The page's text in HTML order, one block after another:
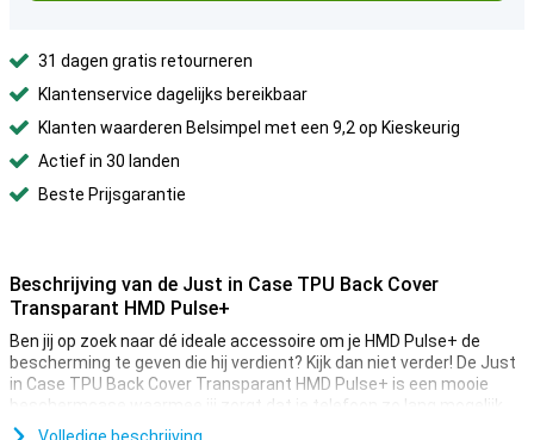
31 dagen gratis retourneren
Klantenservice dagelijks bereikbaar
Klanten waarderen Belsimpel met een 9,2 op Kieskeurig
Actief in 30 landen
Beste Prijsgarantie
Beschrijving van de Just in Case TPU Back Cover
Transparant HMD Pulse+
Ben jij op zoek naar dé ideale accessoire om je HMD Pulse+ de
bescherming te geven die hij verdient? Kijk dan niet verder! De Just
in Case TPU Back Cover Transparant HMD Pulse+ is een mooie
beschermcase waarmee jij zorgt dat je telefoon zo lang mogelijk
mee gaat.